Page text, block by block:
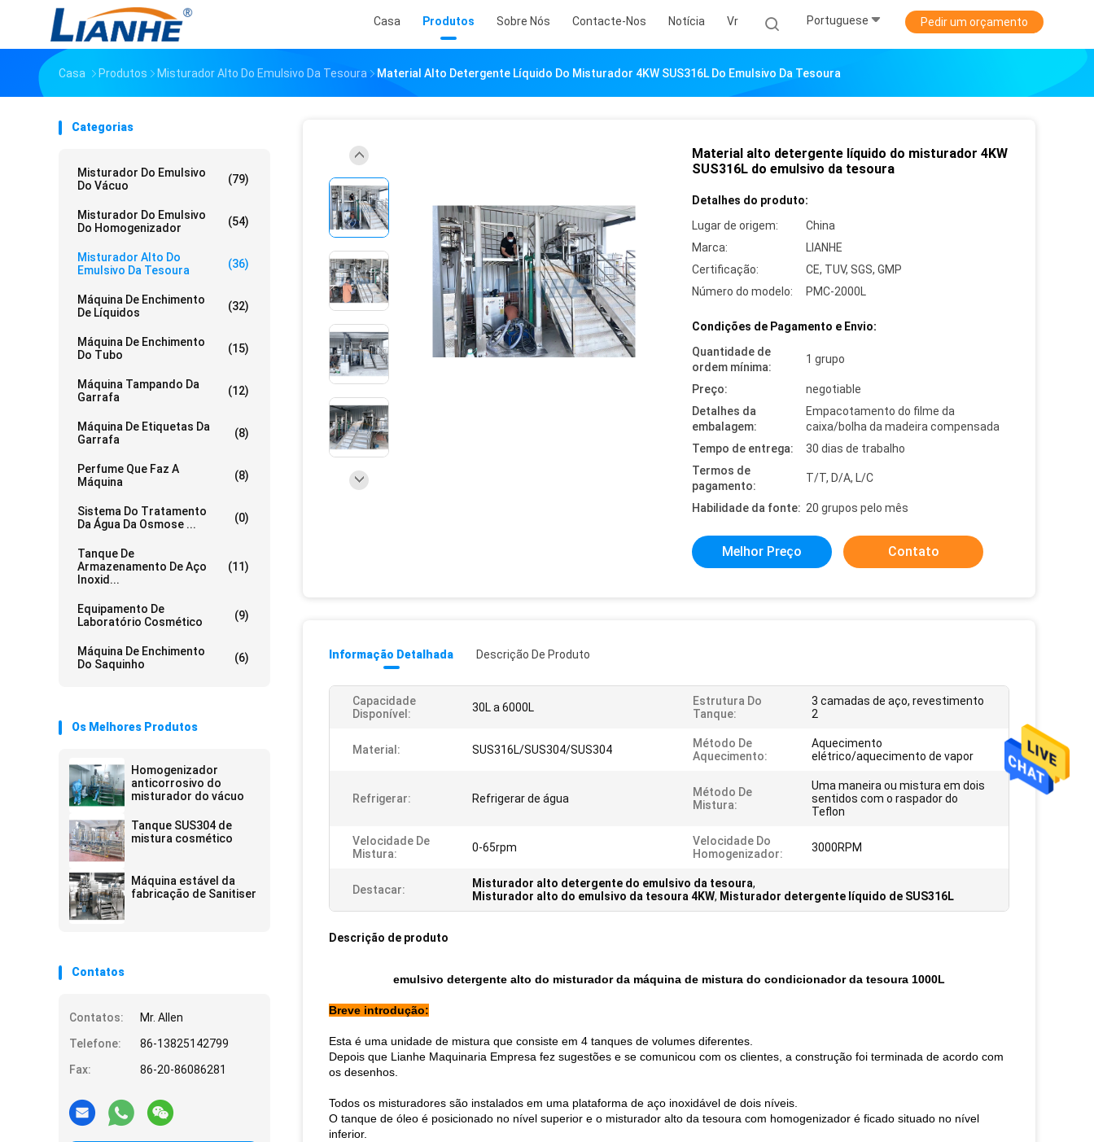
Casa Produtos Sobre Nós Contacte-Nos Notícia Vr Portuguese Pedir um orçamento
Casa Produtos Misturador Alto Do Emulsivo Da Tesoura Material Alto Detergente Líquido Do Misturador 4KW SUS316L Do Emulsivo Da Tesoura
Categorias
Misturador Do Emulsivo
Do Vácuo
(79)
Misturador Do Emulsivo
Do Homogenizador
(54)
Misturador Alto Do
Emulsivo Da Tesoura
(36)
Máquina De Enchimento
De Líquidos
(32)
Máquina De Enchimento
Do Tubo
(15)
Máquina Tampando Da
Garrafa
(12)
Máquina De Etiquetas Da
Garrafa
(8)
Perfume Que Faz A
Máquina
(8)
Sistema Do Tratamento
Da Água Da Osmose ...
(0)
Tanque De
Armazenamento De Aço
Inoxid...
(11)
Equipamento De
Laboratório Cosmético
(9)
Máquina De Enchimento
Do Saquinho
(6)
Os Melhores Produtos
Homogenizador
anticorrosivo do
misturador do vácuo
Tanque SUS304 de
mistura cosmético
Máquina estável da
fabricação de Sanitiser
Contatos
Contatos:
Mr. Allen
Telefone:
86-13825142799
Fax:
86-20-86086281
Material alto detergente líquido do misturador 4KW
SUS316L do emulsivo da tesoura
Detalhes do produto:
Lugar de origem:
China
Marca:
LIANHE
Certificação:
CE, TUV, SGS, GMP
Número do modelo:
PMC-2000L
Condições de Pagamento e Envio:
Quantidade de
ordem mínima:
1 grupo
Preço:
negotiable
Detalhes da
embalagem:
Empacotamento do filme da
caixa/bolha da madeira compensada
Tempo de entrega:
30 dias de trabalho
Termos de
pagamento:
T/T, D/A, L/C
Habilidade da fonte: 20 grupos pelo mês
Melhor Preço Contato
Informação Detalhada Descrição De Produto
Capacidade
Disponível:
30L a 6000L
Estrutura Do
Tanque:
3 camadas de aço, revestimento
2
Material: SUS316L/SUS304/SUS304
Método De
Aquecimento:
Aquecimento
elétrico/aquecimento de vapor
Refrigerar: Refrigerar de água
Método De
Mistura:
Uma maneira ou mistura em dois
sentidos com o raspador do
Teflon
Velocidade De
Mistura:
0-65rpm
Velocidade Do
Homogenizador:
3000RPM
Destacar: Misturador alto detergente do emulsivo da tesoura,
Misturador alto do emulsivo da tesoura 4KW, Misturador detergente líquido de SUS316L
Descrição de produto
emulsivo detergente alto do misturador da máquina de mistura do condicionador da tesoura 1000L
Breve introdução:
Esta é uma unidade de mistura que consiste em 4 tanques de volumes diferentes.
Depois que Lianhe Maquinaria Empresa fez sugestões e se comunicou com os clientes, a construção foi terminada de acordo com
os desenhos.
Todos os misturadores são instalados em uma plataforma de aço inoxidável de dois níveis.
O tanque de óleo é posicionado no nível superior e o misturador alto da tesoura com homogenizador é ficado situado no nível
inferior.